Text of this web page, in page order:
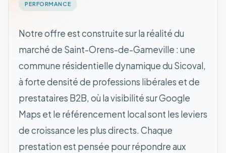
PERFORMANCE
Notre offre est construite sur la réalité du
marché de Saint-Orens-de-Gameville : une
commune résidentielle dynamique du Sicoval,
à forte densité de professions libérales et de
prestataires B2B, où la visibilité sur Google
Maps et le référencement local sont les leviers
de croissance les plus directs. Chaque
prestation est pensée pour répondre aux